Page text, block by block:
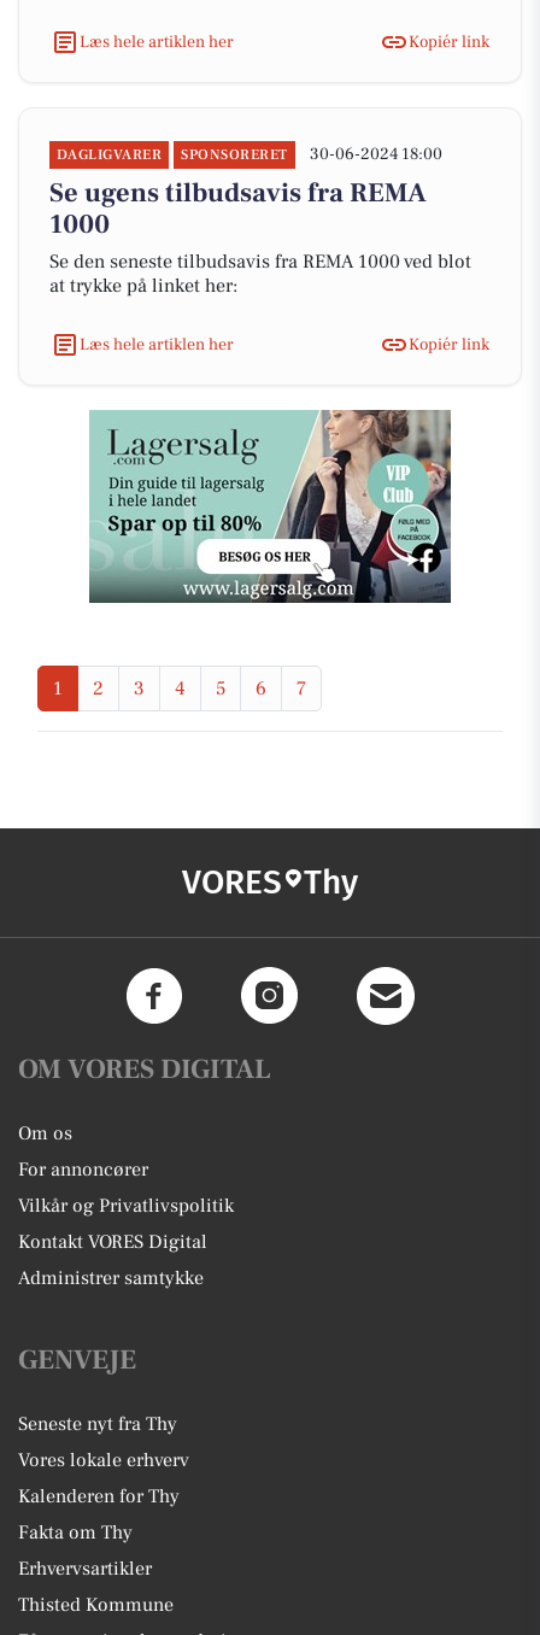
Læs hele artiklen her Kopiér link
DAGLIGVARER SPONSORERET 30-06-2024 18:00
Se ugens tilbudsavis fra REMA
1000
Se den seneste tilbudsavis fra REMA 1000 ved blot
at trykke på linket her:
Læs hele artiklen her Kopiér link
1 2 3 4 5 6 7
VORES Thy
OM VORES DIGITAL
Om os
For annoncører
Vilkår og Privatlivspolitik
Kontakt VORES Digital
Administrer samtykke
GENVEJE
Seneste nyt fra Thy
Vores lokale erhverv
Kalenderen for Thy
Fakta om Thy
Erhvervsartikler
Thisted Kommune